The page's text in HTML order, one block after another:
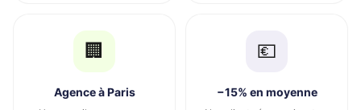
🏢
Agence à Paris
💶
−15% en moyenne